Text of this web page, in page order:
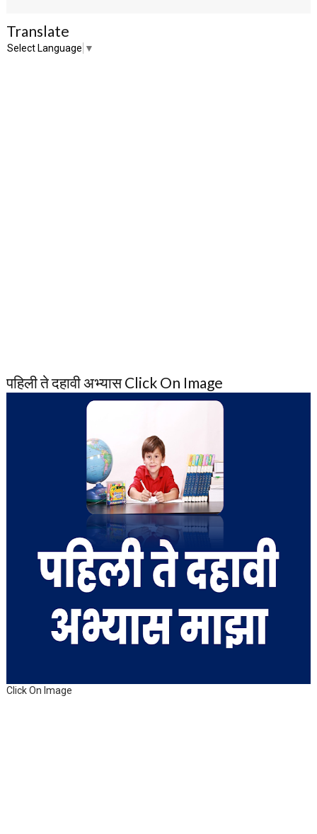
Translate
Select Language ▼
पहिली ते दहावी अभ्यास Click On Image
Click On Image